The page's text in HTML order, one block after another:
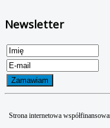
Newsletter
Strona internetowa